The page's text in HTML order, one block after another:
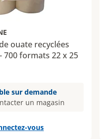
ouate recyclées
700 formats 22 x 25
sur demande
un magasin
vous